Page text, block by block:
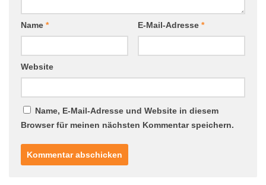
Name * E-Mail-Adresse *
Website
Name, E-Mail-Adresse und Website in diesem
Browser für meinen nächsten Kommentar speichern.